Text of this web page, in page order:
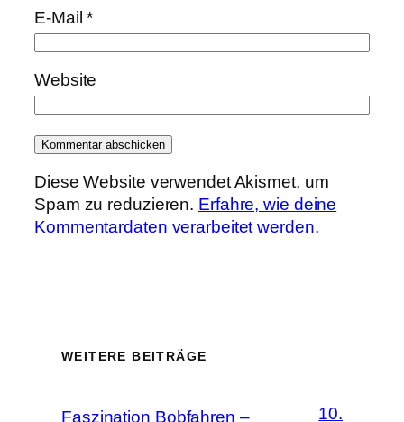
E-Mail*
Website
Diese Website verwendet Akismet, um
Spam zu reduzieren. Erfahre, wie deine
Kommentardaten verarbeitet werden.
WEITERE BEITRÄGE
Faszination Bobfahren –
10.